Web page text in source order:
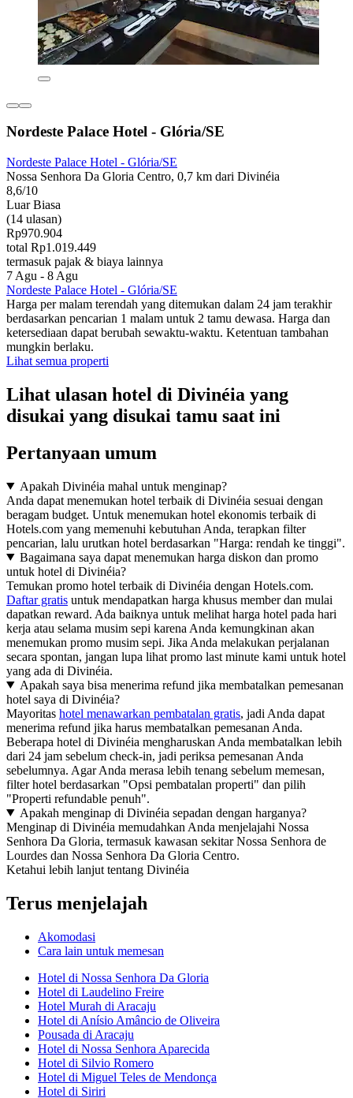
Nordeste Palace Hotel - Glória/SE
Nordeste Palace Hotel - Glória/SE
Nossa Senhora Da Gloria Centro, 0,7 km dari Divinéia
8,6/10
Luar Biasa
(14 ulasan)
Rp970.904
total Rp1.019.449
termasuk pajak & biaya lainnya
7 Agu - 8 Agu
Nordeste Palace Hotel - Glória/SE
Harga per malam terendah yang ditemukan dalam 24 jam terakhir
berdasarkan pencarian 1 malam untuk 2 tamu dewasa. Harga dan
ketersediaan dapat berubah sewaktu-waktu. Ketentuan tambahan
mungkin berlaku.
Lihat semua properti
Lihat ulasan hotel di Divinéia yang
disukai yang disukai tamu saat ini
Pertanyaan umum
Apakah Divinéia mahal untuk menginap?
Anda dapat menemukan hotel terbaik di Divinéia sesuai dengan
beragam budget. Untuk menemukan hotel ekonomis terbaik di
Hotels.com yang memenuhi kebutuhan Anda, terapkan filter
pencarian, lalu urutkan hotel berdasarkan "Harga: rendah ke tinggi".
Bagaimana saya dapat menemukan harga diskon dan promo
untuk hotel di Divinéia?
Temukan promo hotel terbaik di Divinéia dengan Hotels.com.
Daftar gratis untuk mendapatkan harga khusus member dan mulai
dapatkan reward. Ada baiknya untuk melihat harga hotel pada hari
kerja atau selama musim sepi karena Anda kemungkinan akan
menemukan promo musim sepi. Jika Anda melakukan perjalanan
secara spontan, jangan lupa lihat promo last minute kami untuk hotel
yang ada di Divinéia.
Apakah saya bisa menerima refund jika membatalkan pemesanan
hotel saya di Divinéia?
Mayoritas hotel menawarkan pembatalan gratis, jadi Anda dapat
menerima refund jika harus membatalkan pemesanan Anda.
Beberapa hotel di Divinéia mengharuskan Anda membatalkan lebih
dari 24 jam sebelum check-in, jadi periksa pemesanan Anda
sebelumnya. Agar Anda merasa lebih tenang sebelum memesan,
filter hotel berdasarkan "Opsi pembatalan properti" dan pilih
"Properti refundable penuh".
Apakah menginap di Divinéia sepadan dengan harganya?
Menginap di Divinéia memudahkan Anda menjelajahi Nossa
Senhora Da Gloria, termasuk kawasan sekitar Nossa Senhora de
Lourdes dan Nossa Senhora Da Gloria Centro.
Ketahui lebih lanjut tentang Divinéia
Terus menjelajah
Akomodasi
Cara lain untuk memesan
Hotel di Nossa Senhora Da Gloria
Hotel di Laudelino Freire
Hotel Murah di Aracaju
Hotel di Anísio Amâncio de Oliveira
Pousada di Aracaju
Hotel di Nossa Senhora Aparecida
Hotel di Silvio Romero
Hotel di Miguel Teles de Mendonça
Hotel di Siriri